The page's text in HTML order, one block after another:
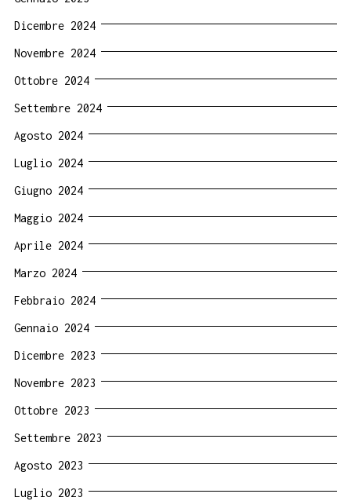
Dicembre 2024
Novembre 2024
Ottobre 2024
Settembre 2024
Agosto 2024
Luglio 2024
Giugno 2024
Maggio 2024
Aprile 2024
Marzo 2024
Febbraio 2024
Gennaio 2024
Dicembre 2023
Novembre 2023
Ottobre 2023
Settembre 2023
Agosto 2023
Luglio 2023